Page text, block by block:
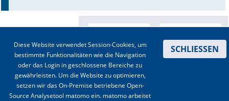
Bestell-Service
Stellenmarkt
Kongresskalender
Diese Website verwendet Session-Cookies, um
bestimmte Funktionalitäten wie die Navigation
oder das Login in geschlossene Bereiche zu
gewährleisten. Um die Website zu optimieren,
setzen wir das On-Premise betriebene Open-
Source Analysetool matomo ein. matomo arbeitet
SCHLIESSEN